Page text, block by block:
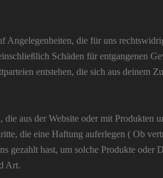
Angelegenheiten, die für uns
Schäden für entgangenen
entstehen, die sich aus deinem
aus der Website oder mit Produkten
die eine Haftung auferlegen ( Ob
gezahlt hast, um solche Produkte oder
Art.